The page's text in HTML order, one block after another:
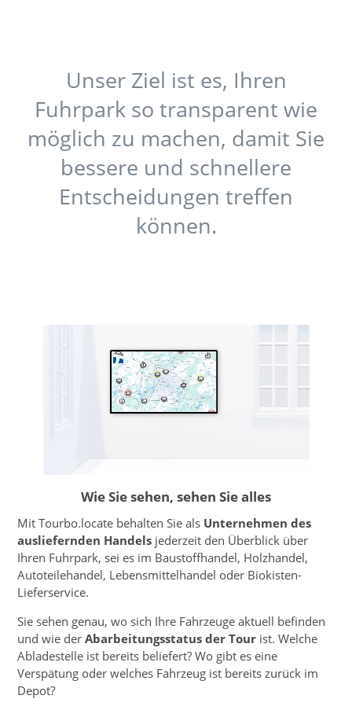
Unser Ziel ist es, Ihren
Fuhrpark so transparent wie
möglich zu machen, damit Sie
bessere und schnellere
Entscheidungen treffen
können.
Wie Sie sehen, sehen Sie alles
Mit Tourbo.locate behalten Sie als Unternehmen des
auslie­fernden Handels jederzeit den Überblick über
Ihren Fuhrpark, sei es im Baustoffhandel, Holzhandel,
Autoteile­handel, Lebensmittelhandel oder Biokisten-
Lieferservice.
Sie sehen genau, wo sich Ihre Fahrzeuge aktuell befinden
und wie derAbarbeitungsstatus der Tour ist. Welche
Abladestelle ist bereits beliefert? Wo gibt es eine
Verspätung oder welches Fahrzeug ist bereits zurück im
Depot?